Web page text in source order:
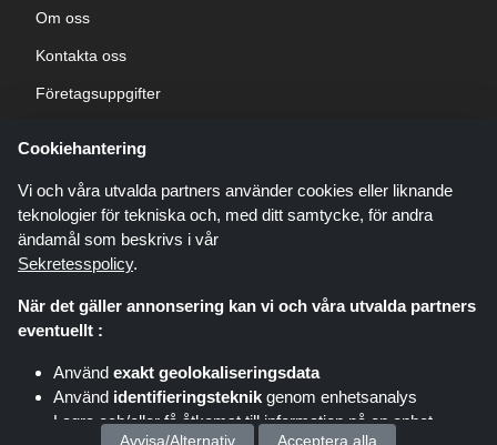
Om oss
Kontakta oss
Företagsuppgifter
Shoppingspout.com/se är en webbplats som presenterar erbjudanden,
personal är inte inblandade när du köper via dessa länkar,
Shoppingspout.com/se tjänar endast provision genom dessa
länkar/erbjudanden.
Cookiehantering
Vi och våra utvalda partners använder cookies eller liknande
teknologier för tekniska och, med ditt samtycke, för andra
ändamål som beskrivs i vår
Sekretesspolicy.
När det gäller annonsering kan vi och våra utvalda partners
eventuellt :
Använd exakt geolokaliseringsdata
Använd identifieringsteknik genom enhetsanalys
Lagra och/eller få åtkomst till information på en enhet
Avvisa/Alternativ Acceptera alla